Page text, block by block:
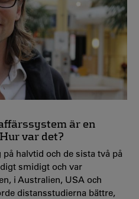
är en
var det?
halvtid och de sista två på
smidigt och var
i Australien, USA och
distansstudierna bättre,